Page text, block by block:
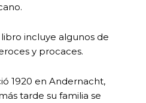
incluye algunos de
y procaces.
1920 en Andernacht,
tarde su familia se